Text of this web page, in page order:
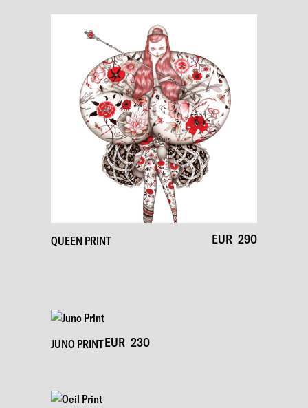
QUEEN PRINT EUR 290
JUNO PRINTEUR 230